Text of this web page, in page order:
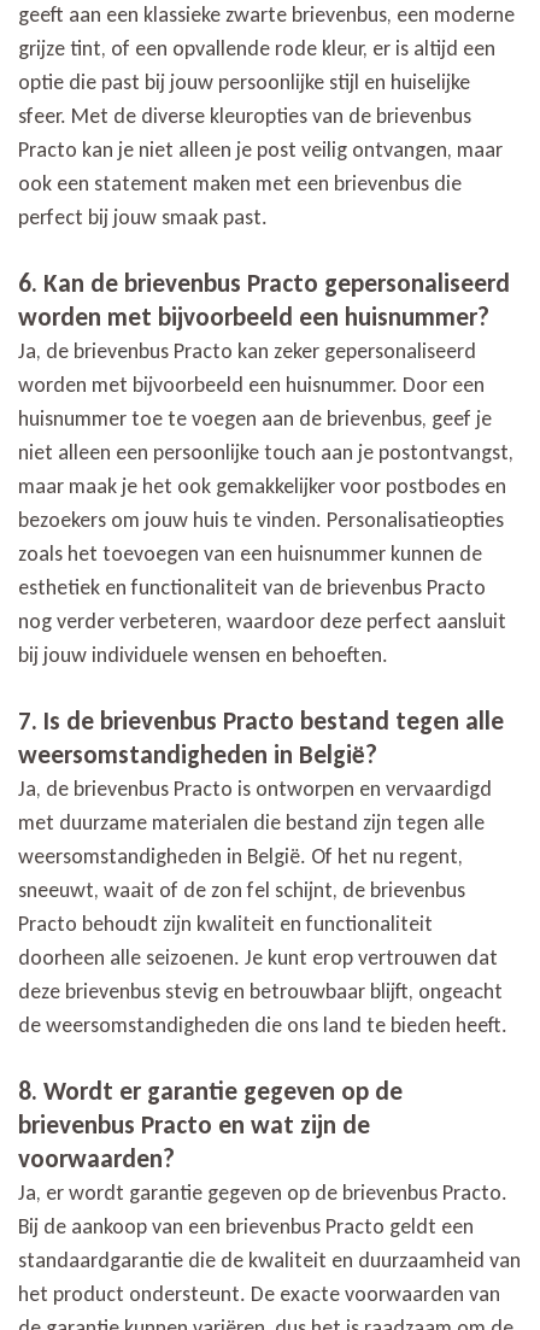
geeft aan een klassieke zwarte brievenbus, een moderne
grijze tint, of een opvallende rode kleur, er is altijd een
optie die past bij jouw persoonlijke stijl en huiselijke
sfeer. Met de diverse kleuropties van de brievenbus
Practo kan je niet alleen je post veilig ontvangen, maar
ook een statement maken met een brievenbus die
perfect bij jouw smaak past.
6. Kan de brievenbus Practo gepersonaliseerd
worden met bijvoorbeeld een huisnummer?
Ja, de brievenbus Practo kan zeker gepersonaliseerd
worden met bijvoorbeeld een huisnummer. Door een
huisnummer toe te voegen aan de brievenbus, geef je
niet alleen een persoonlijke touch aan je postontvangst,
maar maak je het ook gemakkelijker voor postbodes en
bezoekers om jouw huis te vinden. Personalisatieopties
zoals het toevoegen van een huisnummer kunnen de
esthetiek en functionaliteit van de brievenbus Practo
nog verder verbeteren, waardoor deze perfect aansluit
bij jouw individuele wensen en behoeften.
7. Is de brievenbus Practo bestand tegen alle
weersomstandigheden in België?
Ja, de brievenbus Practo is ontworpen en vervaardigd
met duurzame materialen die bestand zijn tegen alle
weersomstandigheden in België. Of het nu regent,
sneeuwt, waait of de zon fel schijnt, de brievenbus
Practo behoudt zijn kwaliteit en functionaliteit
doorheen alle seizoenen. Je kunt erop vertrouwen dat
deze brievenbus stevig en betrouwbaar blijft, ongeacht
de weersomstandigheden die ons land te bieden heeft.
8. Wordt er garantie gegeven op de
brievenbus Practo en wat zijn de
voorwaarden?
Ja, er wordt garantie gegeven op de brievenbus Practo.
Bij de aankoop van een brievenbus Practo geldt een
standaardgarantie die de kwaliteit en duurzaamheid van
het product ondersteunt. De exacte voorwaarden van